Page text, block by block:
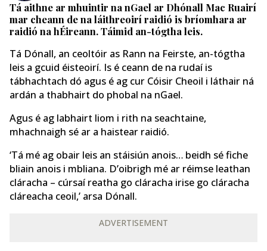
Tá aithne ar mhuintir na nGael ar Dhónall Mac Ruairí
mar cheann de na láithreoirí raidió is bríomhara ar
raidió na hÉireann. Táimid an-tógtha leis.
Tá Dónall, an ceoltóir as Rann na Feirste, an-tógtha
leis a gcuid éisteoirí. Is é ceann de na rudaí is
tábhachtach dó agus é ag cur Cóisir Cheoil i láthair ná
ardán a thabhairt do phobal na nGael.
Agus é ag labhairt liom i rith na seachtaine,
mhachnaigh sé ar a haistear raidió.
‘Tá mé ag obair leis an stáisiún anois… beidh sé fiche
bliain anois i mbliana. D’oibrigh mé ar réimse leathan
cláracha – cúrsaí reatha go cláracha irise go cláracha
cláreacha ceoil,’ arsa Dónall.
ADVERTISEMENT